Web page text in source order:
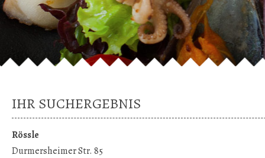
IHR SUCHERGEBNIS
Rössle
Durmersheimer Str. 85